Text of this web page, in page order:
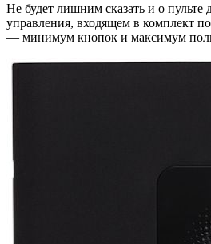
Не будет лишним сказать и о пульте
управления, входящем в комплект
— минимум кнопок и максимум